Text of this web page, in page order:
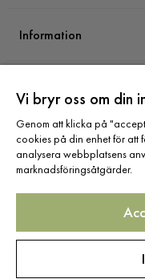
Information
Sortiment
Följ
Vi bryr oss om din
Genom att klicka på
cookies på din enhet för
analysera webbplatsens
marknadsföringsåtgärder.